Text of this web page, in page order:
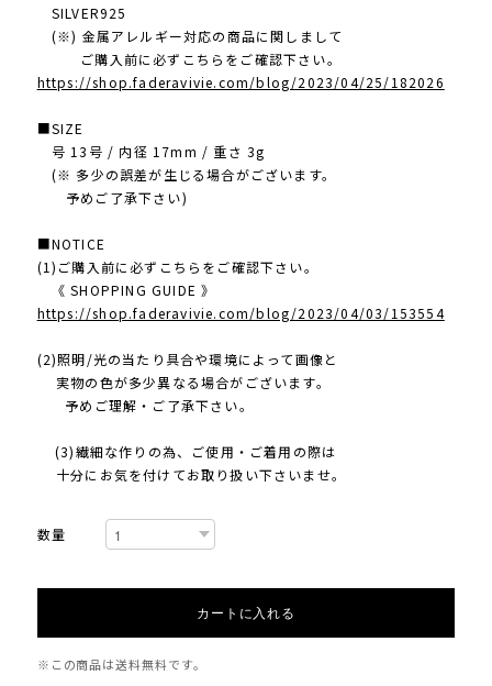
SILVER925
(※) 金属アレルギー対応の商品に関しまして
ご購入前に必ずこちらをご確認下さい。
https://shop.faderavivie.com/blog/2023/04/25/182026
■SIZE
号 13号 / 内径 17mm / 重さ 3g
(※ 多少の誤差が生じる場合がございます。
予めご了承下さい)
■NOTICE
(1)ご購入前に必ずこちらをご確認下さい。
《 SHOPPING GUIDE 》
https://shop.faderavivie.com/blog/2023/04/03/153554
(2)照明/光の当たり具合や環境によって画像と
実物の色が多少異なる場合がございます。
予めご理解・ご了承下さい。
(3)繊細な作りの為、ご使用・ご着用の際は
十分にお気を付けてお取り扱い下さいませ。
数量
カートに入れる
※この商品は送料無料です。